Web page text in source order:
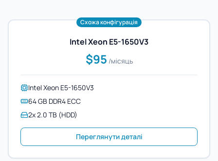
Схожа конфігурація
Intel Xeon E5-1650V3
$95 /місяць
Intel Xeon E5-1650V3
64 GB DDR4 ECC
2x 2.0 TB (HDD)
Переглянути деталі